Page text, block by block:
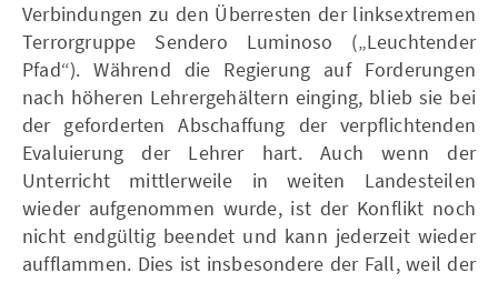
Verbindungen zu den Überresten der linksextremen
Terrorgruppe Sendero Luminoso („Leuchtender
Pfad“). Während die Regierung auf Forderungen
nach höheren Lehrergehältern einging, blieb sie bei
der geforderten Abschaffung der verpflichtenden
Evaluierung der Lehrer hart. Auch wenn der
Unterricht mittlerweile in weiten Landesteilen
wieder aufgenommen wurde, ist der Konflikt noch
nicht endgültig beendet und kann jederzeit wieder
aufflammen. Dies ist insbesondere der Fall, weil der